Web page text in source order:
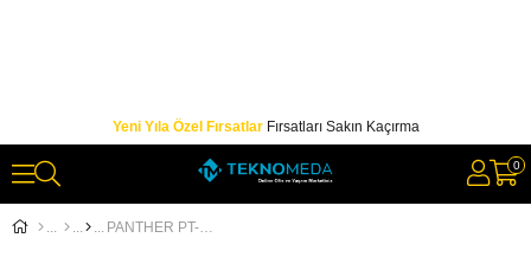
Yeni Yıla Özel FırsatlarFırsatları Sakın Kaçırma
0
PANTHER PT-1913 ANAHTARLIK EL FENERİ